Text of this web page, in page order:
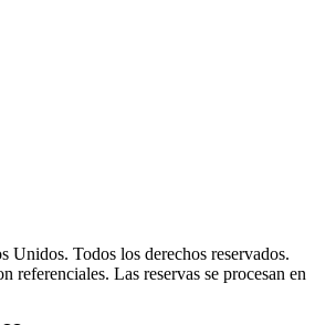
Unidos. Todos los derechos reservados.
referenciales. Las reservas se procesan en